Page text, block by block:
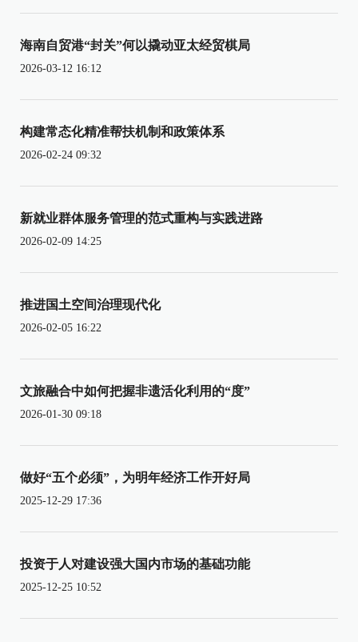
海南自贸港“封关”何以撬动亚太经贸棋局
2026-03-12 16:12
构建常态化精准帮扶机制和政策体系
2026-02-24 09:32
新就业群体服务管理的范式重构与实践进路
2026-02-09 14:25
推进国土空间治理现代化
2026-02-05 16:22
文旅融合中如何把握非遗活化利用的“度”
2026-01-30 09:18
做好“五个必须”，为明年经济工作开好局
2025-12-29 17:36
投资于人对建设强大国内市场的基础功能
2025-12-25 10:52